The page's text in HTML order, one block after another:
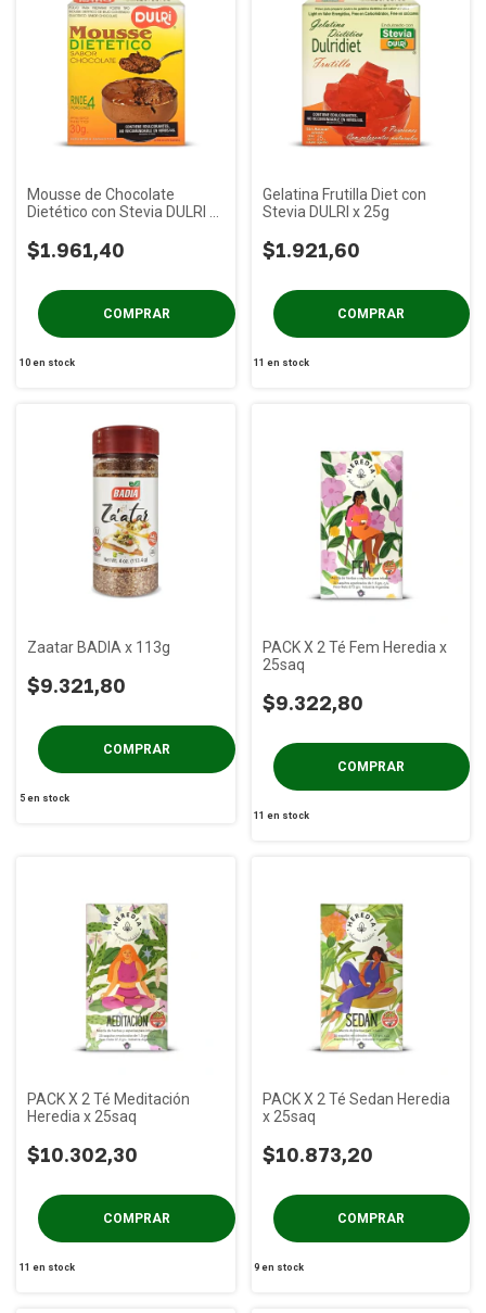
Mousse de Chocolate
Dietético con Stevia DULRI x
$1.961,40
10en stock
Gelatina Frutilla Diet con
Stevia DULRI x 25g
$1.921,60
11 en stock
Zaatar BADIA x 113g
$9.321,80
5en stock
PACK X 2 Té Fem Heredia x
25saq
$9.322,80
11 en stock
PACK X 2 Té Meditación
Heredia x 25saq
$10.302,30
11 en stock
PACK X 2 Té Sedan Heredia
x 25saq
$10.873,20
9 en stock